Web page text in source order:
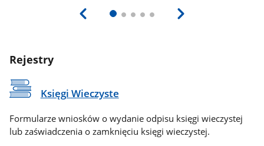
Rejestry
Księgi Wieczyste
Formularze wniosków o wydanie odpisu księgi wieczystej
lub zaświadczenia o zamknięciu księgi wieczystej.